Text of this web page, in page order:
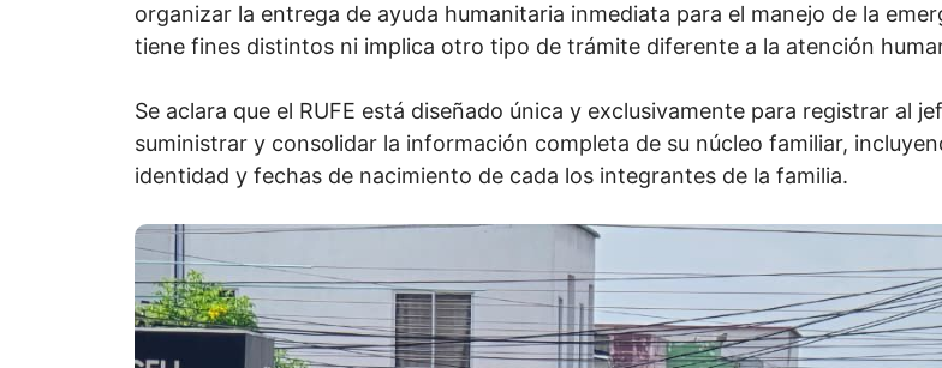
organizar la entrega de ayuda humanitaria inmediata para el manejo de la
tiene fines distintos ni implica otro tipo de trámite diferente a la atención
Se aclara que el RUFE está diseñado única y exclusivamente para registrar al
suministrar y consolidar la información completa de su núcleo familiar,
identidad y fechas de nacimiento de cada los integrantes de la familia.